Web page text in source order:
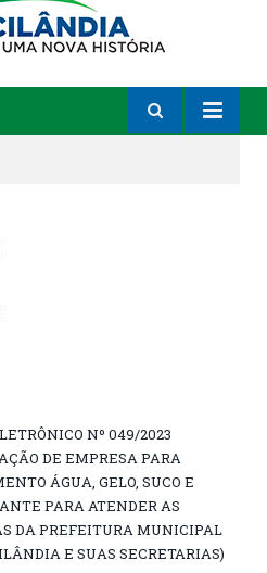
Nº 049/2023
DE EMPRESA PARA
ÁGUA, GELO, SUCO E
PARA ATENDER AS
DA PREFEITURA MUNICIPAL
E SUAS SECRETARIAS)